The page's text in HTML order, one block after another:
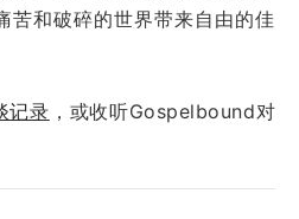
苦和破碎的世界带来自由的佳
记录 ，或收听Gospelbound对